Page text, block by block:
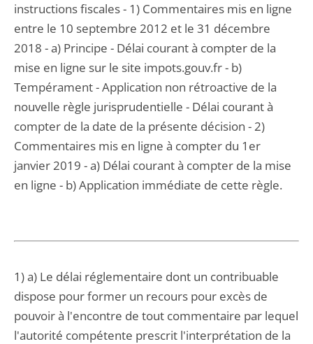
instructions fiscales - 1) Commentaires mis en ligne
entre le 10 septembre 2012 et le 31 décembre
2018 - a) Principe - Délai courant à compter de la
mise en ligne sur le site impots.gouv.fr - b)
Tempérament - Application non rétroactive de la
nouvelle règle jurisprudentielle - Délai courant à
compter de la date de la présente décision - 2)
Commentaires mis en ligne à compter du 1er
janvier 2019 - a) Délai courant à compter de la mise
en ligne - b) Application immédiate de cette règle.
1) a) Le délai réglementaire dont un contribuable
dispose pour former un recours pour excès de
pouvoir à l'encontre de tout commentaire par lequel
l'autorité compétente prescrit l'interprétation de la